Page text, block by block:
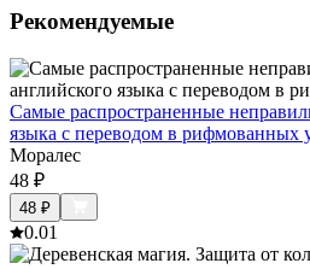
Рекомендуемые
Самые распространенные
языка с переводом в рифмованных
Моралес
48 ₽
48 ₽
0.01